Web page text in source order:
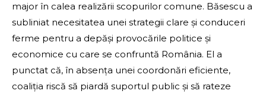
major în calea realizării scopurilor comune. Băsescu a
subliniat necesitatea unei strategii clare și conduceri
ferme pentru a depăși provocările politice și
economice cu care se confruntă România. El a
punctat că, în absența unei coordonări eficiente,
coaliția riscă să piardă suportul public și să rateze